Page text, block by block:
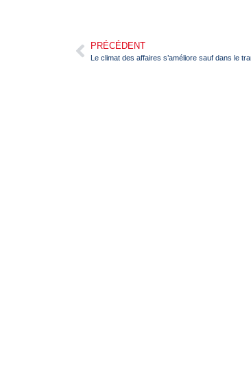
PRÉCÉDENT
Le climat des affaires s’améliore sauf dans le